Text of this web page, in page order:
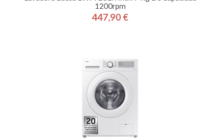
1200rpm
Precio
447,90 €